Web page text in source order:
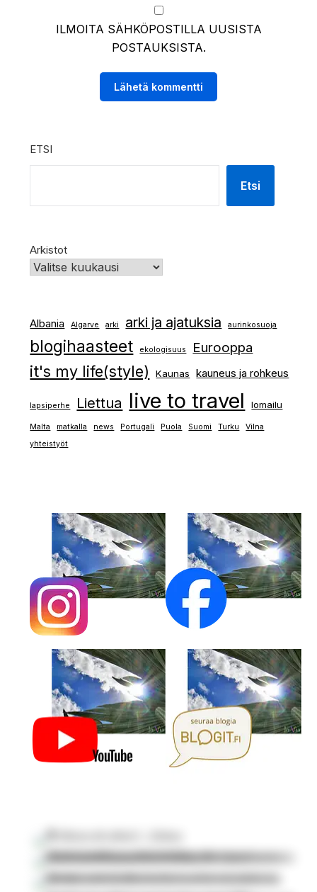
ILMOITA SÄHKÖPOSTILLA UUSISTA
POSTAUKSISTA.
ETSI
Etsi
Arkistot
Albania Algarve arki arki ja ajatuksia aurinkosuoja
blogihaasteet ekologisuus Eurooppa
it's my life(style) Kaunas kauneus ja rohkeus
lapsiperhe Liettua live to travel lomailu
Malta matkalla news Portugali Puola Suomi Turku
Vilna
yhteistyöt